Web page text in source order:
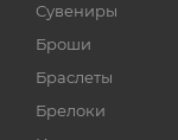
Ниобий.
Сувениры
Броши
Браслеты
Брелоки